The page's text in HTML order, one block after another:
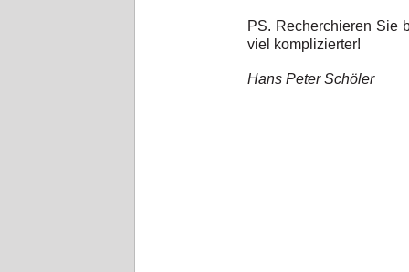
PS. Recherchieren Sie
viel komplizierter!
Hans Peter Schöler